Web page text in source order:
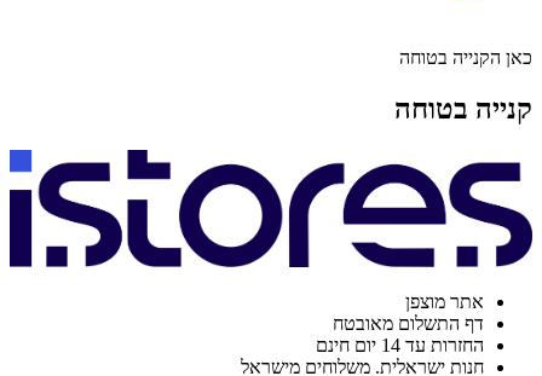
כאן הקנייה בטוחה
קנייה בטוחה
אתר מוצפן
דף התשלום מאובטח
החזרות עד 14 יום חינם
חנות ישראלית. משלוחים מישראל